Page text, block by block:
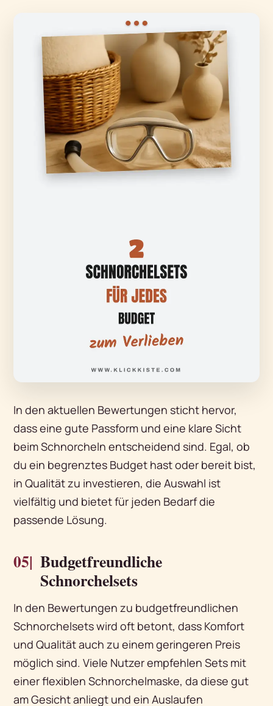
In den aktuellen Bewertungen sticht hervor,
dass eine gute Passform und eine klare Sicht
beim Schnorcheln entscheidend sind. Egal, ob
du ein begrenztes Budget hast oder bereit bist,
in Qualität zu investieren, die Auswahl ist
vielfältig und bietet für jeden Bedarf die
passende Lösung.
05| Budgetfreundliche
Schnorchelsets
In den Bewertungen zu budgetfreundlichen
Schnorchelsets wird oft betont, dass Komfort
und Qualität auch zu einem geringeren Preis
möglich sind. Viele Nutzer empfehlen Sets mit
einer flexiblen Schnorchelmaske, da diese gut
am Gesicht anliegt und ein Auslaufen